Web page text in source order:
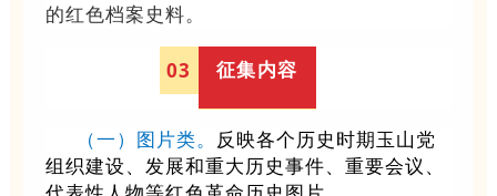
的红色档案史料。
03 征集内容
（一 ） 图片类。
反映各个历史时期玉山党
组织建设、发展和重大历史事件、重要会议、